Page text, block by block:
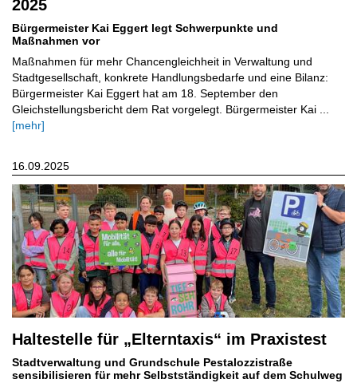
2025
Bürgermeister Kai Eggert legt Schwerpunkte und
Maßnahmen vor
Maßnahmen für mehr Chancengleichheit in Verwaltung und
Stadtgesellschaft, konkrete Handlungsbedarfe und eine Bilanz:
Bürgermeister Kai Eggert hat am 18. September den
Gleichstellungsbericht dem Rat vorgelegt. Bürgermeister Kai ...
[mehr]
Haltestelle für „Elterntaxis“ im Praxistest
Stadtverwaltung und Grundschule Pestalozzistraße
sensibilisieren für mehr Selbstständigkeit auf dem Schulweg
16.09.2025